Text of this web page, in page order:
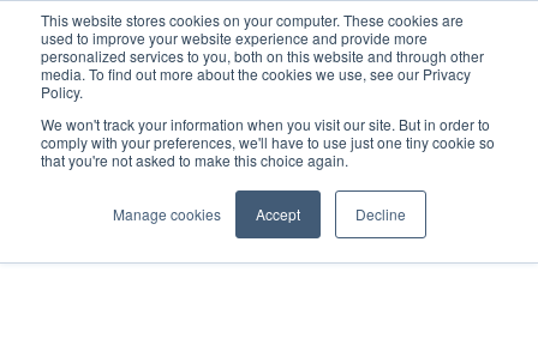
This website stores cookies on your computer. These cookies are
used to improve your website experience and provide more
personalized services to you, both on this website and through other
media. To find out more about the cookies we use, see our Privacy
Policy.
We won't track your information when you visit our site. But in order to
comply with your preferences, we'll have to use just one tiny cookie so
that you're not asked to make this choice again.
Manage cookies Accept Decline